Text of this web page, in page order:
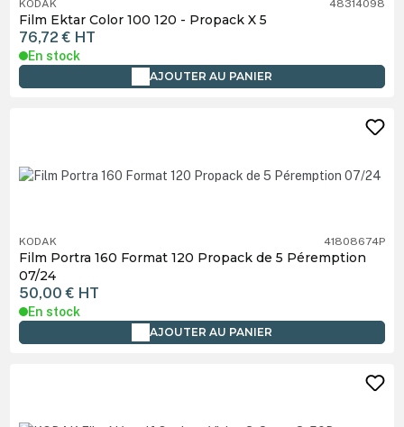
KODAK 48314098
Film Ektar Color 100 120 - Propack X 5
76,72 € HT
En stock
AJOUTER AU PANIER
KODAK 41808674P
Film Portra 160 Format 120 Propack de 5 Péremption
07/24
50,00 € HT
En stock
AJOUTER AU PANIER